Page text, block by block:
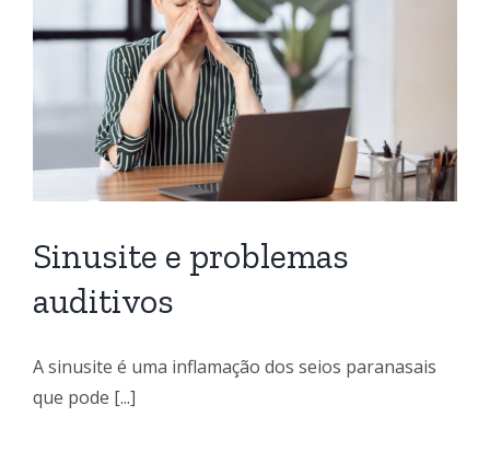
Sinusite e problemas
auditivos
A sinusite é uma inflamação dos seios paranasais
que pode [...]